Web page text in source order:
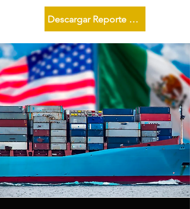
Descargar Reporte Ahora